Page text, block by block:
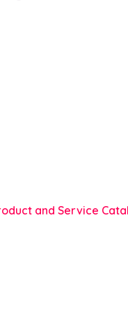
and Service